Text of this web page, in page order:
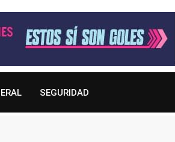
SEGURIDAD